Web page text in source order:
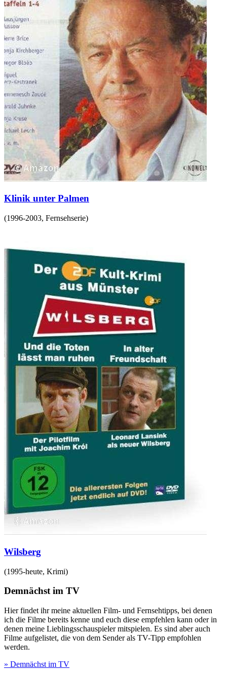
Klinik unter Palmen
(1996-2003, Fernsehserie)
Wilsberg
(1995-heute, Krimi)
Demnächst im TV
Hier findet ihr meine aktuellen Film- und Fernsehtipps, bei denen
ich die Filme bereits kenne und euch diese empfehlen kann oder in
denen meine Lieblingsschauspieler mitspielen. Es sind aber auch
Filme aufgelistet, die von dem Sender als TV-Tipp empfohlen
werden.
» Demnächst im TV